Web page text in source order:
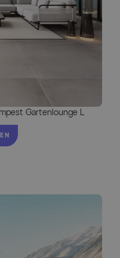
Gartenlounge L